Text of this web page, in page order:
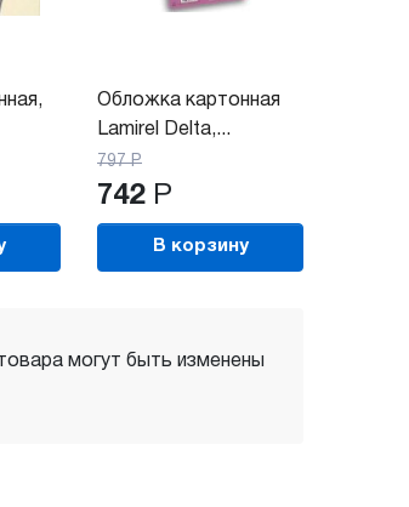
Обложка картонная
Lamirel Delta,...
797 Р
742 Р
В корзину
могут быть изменены